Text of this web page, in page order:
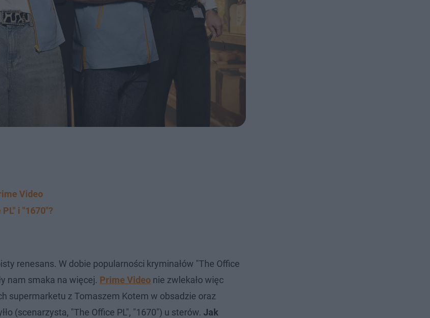
Video
i "1670"?
renesans. W dobie popularności kryminałów "The Office
nam smaka na więcej. Prime Video nie zwlekało więc
supermarketu z Tomaszem Kotem w obsadzie oraz
(scenarzysta, "The Office PL", "1670") u sterów. Jak